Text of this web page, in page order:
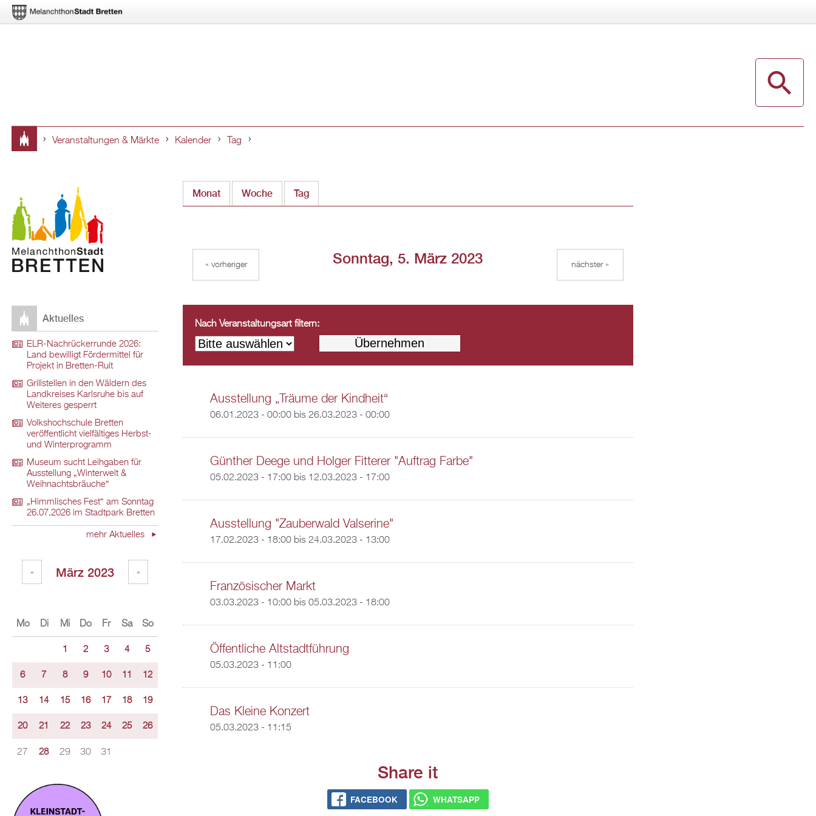
hier
Veranstaltungen & Märkte Kalender Tag
Monat Woche Tag(aktiver Reiter)
Sonntag, 5. März 2023
« vorheriger nächster »
Nach Veranstaltungsart filtern:
Ausstellung „Träume der Kindheit“
06.01.2023 - 00:00bis 26.03.2023 - 00:00
Günther Deege und Holger Fitterer "Auftrag Farbe"
05.02.2023 - 17:00bis 12.03.2023 - 17:00
Ausstellung "Zauberwald Valserine"
17.02.2023 - 18:00bis 24.03.2023 - 13:00
Französischer Markt
03.03.2023 - 10:00bis 05.03.2023 - 18:00
Öffentliche Altstadtführung
05.03.2023 - 11:00
Das Kleine Konzert
05.03.2023 - 11:15
Share it
FACEBOOK WHATSAPP
Aktuelles
ELR-Nachrückerrunde 2026:
Land bewilligt Fördermittel für
Projekt in Bretten-Ruit
Grillstellen in den Wäldern des
Landkreises Karlsruhe bis auf
Weiteres gesperrt
Volkshochschule Bretten
veröffentlicht vielfältiges Herbst-
und Winterprogramm
Museum sucht Leihgaben für
Ausstellung „Winterwelt &
Weihnachtsbräuche“
„Himmlisches Fest“ am Sonntag
26.07.2026 im Stadtpark Bretten
mehr Aktuelles
März 2023
« »
Mo Di Mi Do Fr Sa So
1 2 3 4 5
6 7 8 9 10 11 12
13 14 15 16 17 18 19
20 21 22 23 24 25 26
27 28 29 30 31